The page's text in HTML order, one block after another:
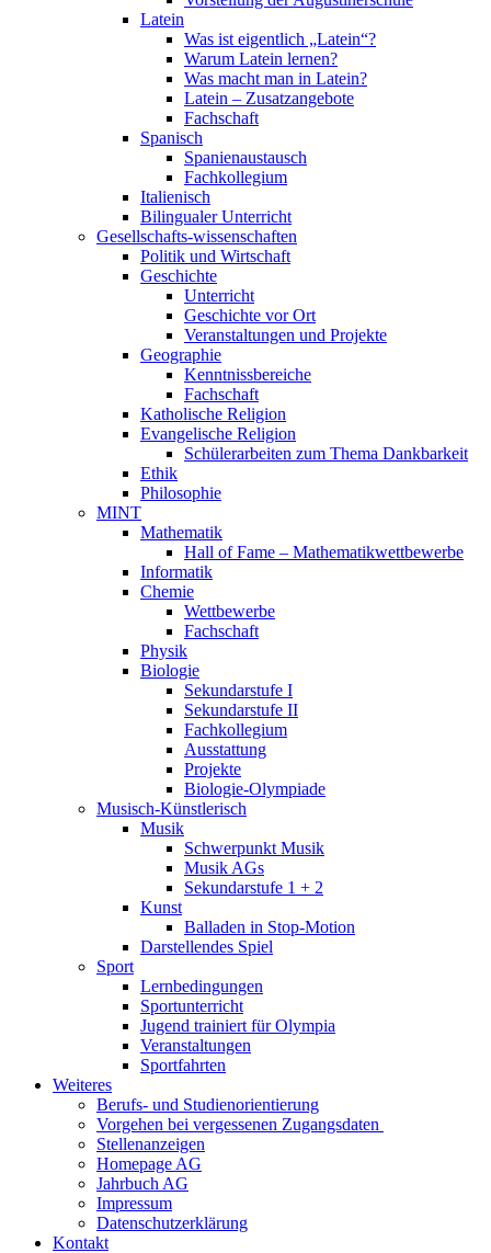
Latein
Was ist eigentlich „Latein“?
Warum Latein lernen?
Was macht man in Latein?
Latein – Zusatzangebote
Fachschaft
Spanisch
Spanienaustausch
Fachkollegium
Italienisch
Bilingualer Unterricht
Gesellschafts-wissenschaften
Politik und Wirtschaft
Geschichte
Unterricht
Geschichte vor Ort
Veranstaltungen und Projekte
Geographie
Kenntnissbereiche
Fachschaft
Katholische Religion
Evangelische Religion
Schülerarbeiten zum Thema Dankbarkeit
Ethik
Philosophie
MINT
Mathematik
Hall of Fame – Mathematikwettbewerbe
Informatik
Chemie
Wettbewerbe
Fachschaft
Physik
Biologie
Sekundarstufe I
Sekundarstufe II
Fachkollegium
Ausstattung
Projekte
Biologie-Olympiade
Musisch-Künstlerisch
Musik
Schwerpunkt Musik
Musik AGs
Sekundarstufe 1 + 2
Kunst
Balladen in Stop-Motion
Darstellendes Spiel
Sport
Lernbedingungen
Sportunterricht
Jugend trainiert für Olympia
Veranstaltungen
Sportfahrten
Weiteres
Berufs- und Studienorientierung
Vorgehen bei vergessenen Zugangsdaten
Stellenanzeigen
Homepage AG
Jahrbuch AG
Impressum
Datenschutzerklärung
Kontakt